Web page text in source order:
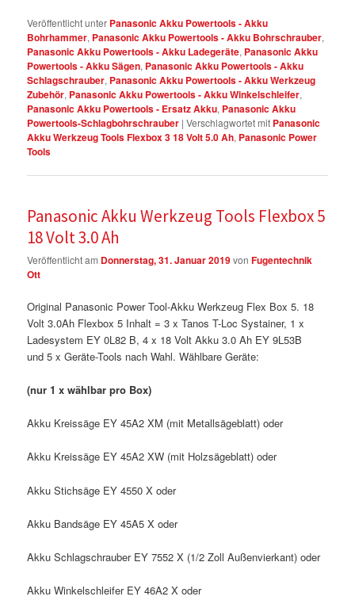
Veröffentlicht unter Panasonic Akku Powertools - Akku
Bohrhammer, Panasonic Akku Powertools - Akku Bohrschrauber,
Panasonic Akku Powertools - Akku Ladegeräte, Panasonic Akku
Powertools - Akku Sägen, Panasonic Akku Powertools - Akku
Schlagschrauber, Panasonic Akku Powertools - Akku Werkzeug
Zubehör, Panasonic Akku Powertools - Akku Winkelschleifer,
Panasonic Akku Powertools - Ersatz Akku, Panasonic Akku
Powertools-Schlagbohrschrauber |Verschlagwortet mit Panasonic
Akku Werkzeug Tools Flexbox 3 18 Volt 5.0 Ah, Panasonic Power
Tools
Panasonic Akku Werkzeug Tools Flexbox 5
18 Volt 3.0 Ah
Veröffentlicht am Donnerstag, 31. Januar 2019vonFugentechnik
Ott
Original Panasonic Power Tool-Akku Werkzeug Flex Box 5. 18
Volt 3.0Ah Flexbox 5 Inhalt = 3 x Tanos T-Loc Systainer, 1 x
Ladesystem EY 0L82 B, 4 x 18 Volt Akku 3.0 Ah EY 9L53B
und 5 x Geräte-Tools nach Wahl. Wählbare Geräte:
(nur 1 x wählbar pro Box)
Akku Kreissäge EY 45A2 XM (mit Metallsägeblatt) oder
Akku Kreissäge EY 45A2 XW (mit Holzsägeblatt) oder
Akku Stichsäge EY 4550 X oder
Akku Bandsäge EY 45A5 X oder
Akku Schlagschrauber EY 7552 X (1/2 Zoll Außenvierkant) oder
Akku Winkelschleifer EY 46A2 X oder